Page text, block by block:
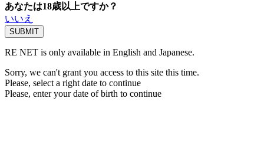
あなたは18歳以上ですか？
いいえ
RE NET is only available in English and Japanese.
Sorry, we can't grant you access to this site this time.
Please, select a right date to continue
Please, enter your date of birth to continue